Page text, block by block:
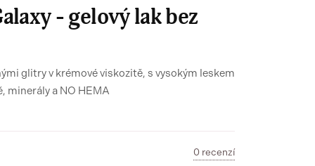
- gelový lak bez
glitry v krémové viskozitě, s vysokým leskem
0 recenzí